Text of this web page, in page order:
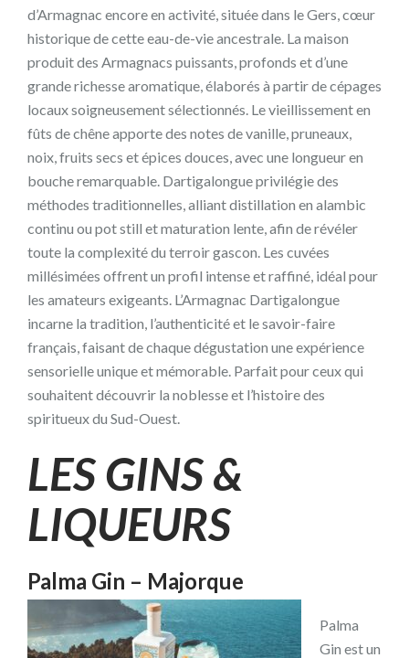
d’Armagnac encore en activité, située dans le Gers, cœur
historique de cette eau-de-vie ancestrale. La maison
produit des Armagnacs puissants, profonds et d’une
grande richesse aromatique, élaborés à partir de cépages
locaux soigneusement sélectionnés. Le vieillissement en
fûts de chêne apporte des notes de vanille, pruneaux,
noix, fruits secs et épices douces, avec une longueur en
bouche remarquable. Dartigalongue privilégie des
méthodes traditionnelles, alliant distillation en alambic
continu ou pot still et maturation lente, afin de révéler
toute la complexité du terroir gascon. Les cuvées
millésimées offrent un profil intense et raffiné, idéal pour
les amateurs exigeants. L’Armagnac Dartigalongue
incarne la tradition, l’authenticité et le savoir-faire
français, faisant de chaque dégustation une expérience
sensorielle unique et mémorable. Parfait pour ceux qui
souhaitent découvrir la noblesse et l’histoire des
spiritueux du Sud-Ouest.
LES GINS &
LIQUEURS
Palma Gin – Majorque
Palma
Gin est un